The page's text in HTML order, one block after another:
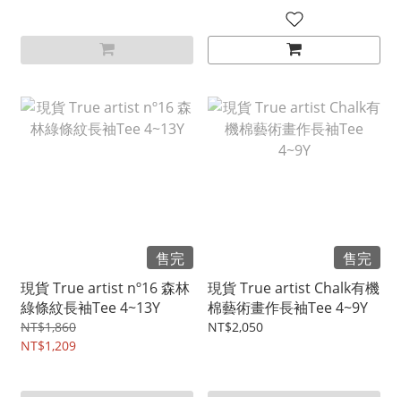
售完
現貨 True artist nº16 森林
綠條紋長袖Tee 4~13Y
NT$1,860
NT$1,209
售完
現貨 True artist Chalk有機
棉藝術畫作長袖Tee 4~9Y
NT$2,050